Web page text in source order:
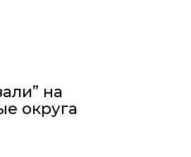
на
округа